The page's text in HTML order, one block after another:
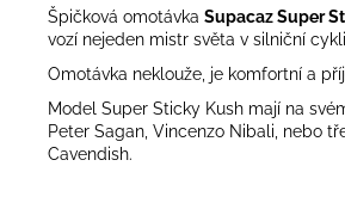
Špičková omotávka Supacaz Super
vozí nejeden mistr světa v silniční
Omotávka neklouže, je komfortní a
Model Super Sticky Kush mají na
Peter Sagan, Vincenzo Nibali, nebo
Cavendish.